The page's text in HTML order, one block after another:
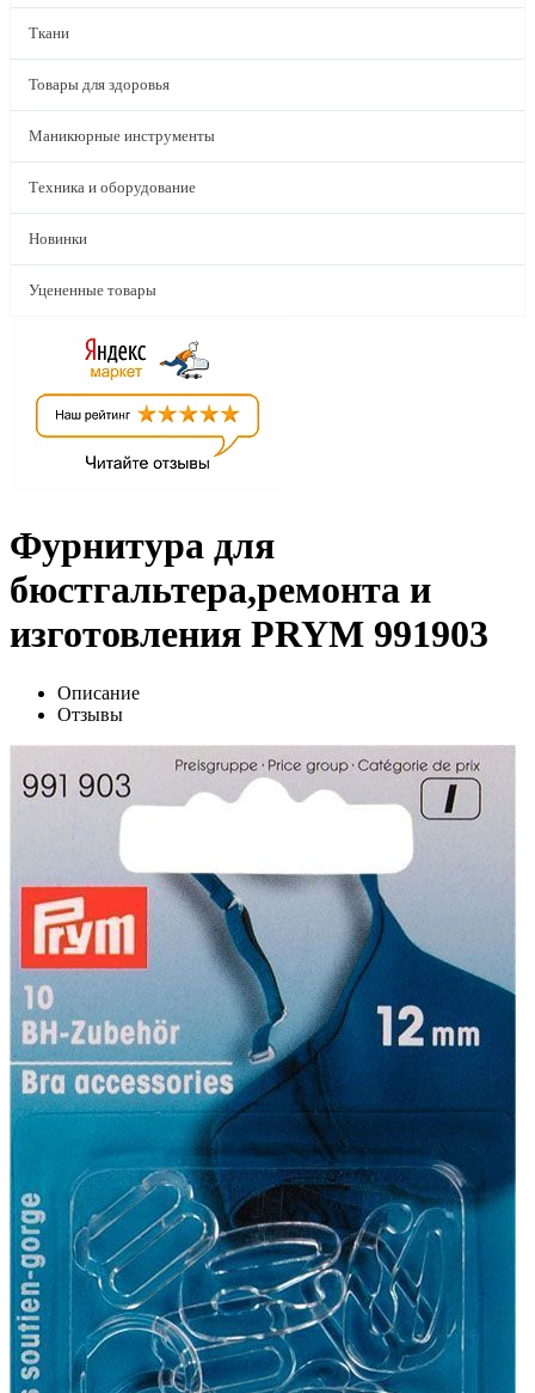
Ткани
Товары для здоровья
Маникюрные инструменты
Техника и оборудование
Новинки
Уцененные товары
Фурнитура для
бюстгальтера,ремонта и
изготовления PRYM 991903
Описание
Отзывы